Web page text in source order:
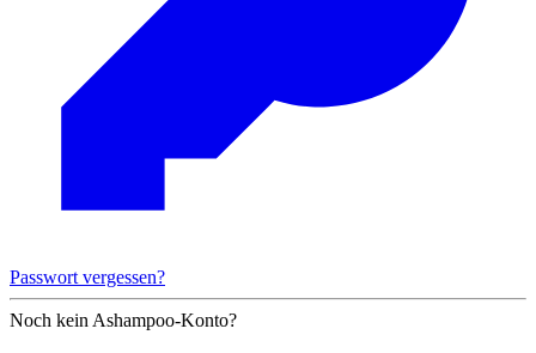
Passwort vergessen?
Noch kein Ashampoo-Konto?